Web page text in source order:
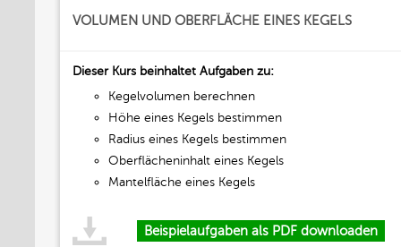
VOLUMEN UND OBERFLÄCHE EINES KEGELS
Dieser Kurs beinhaltet Aufgaben zu:
Kegelvolumen berechnen
Höhe eines Kegels bestimmen
Radius eines Kegels bestimmen
Oberflächeninhalt eines Kegels
Mantelfläche eines Kegels
Beispielaufgaben als PDF downloaden